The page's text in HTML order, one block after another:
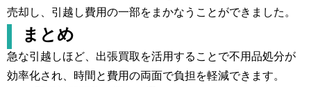
売却し、引越し費用の一部をまかなうことができました。
まとめ
急な引越しほど、出張買取を活用することで不用品処分が
効率化され、時間と費用の両面で負担を軽減できます。